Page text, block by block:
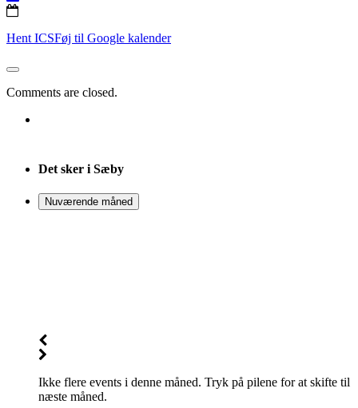
Hent ICSFøj til Google kalender
Comments are closed.
Det sker i Sæby
Nuværende måned
Ikke flere events i denne måned. Tryk på pilene for at skifte til
næste måned.